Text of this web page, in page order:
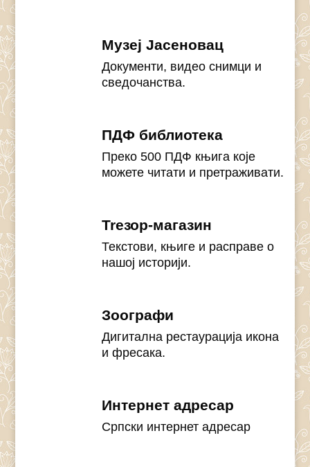
Музеј Јасеновац
Документи, видео снимци и
сведочанства.
ПДФ библиотека
Преко 500 ПДФ књига које
можете читати и претраживати.
Treзор-магазин
Текстови, књиге и расправе о
нашој историји.
Зоографи
Дигитална рестаурација икона
и фресака.
Интернет адресар
Српски интернет адресар